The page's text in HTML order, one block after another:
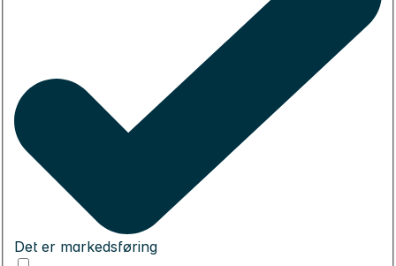
Det er markedsføring